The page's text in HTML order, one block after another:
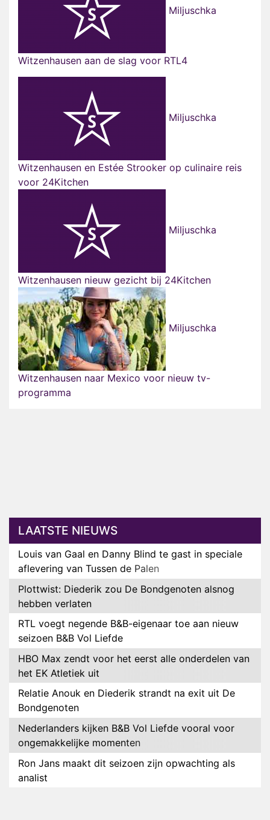
Miljuschka
Witzenhausen aan de slag voor RTL4
Miljuschka
Witzenhausen en Estée Strooker op culinaire reis
voor 24Kitchen
Miljuschka
Witzenhausen nieuw gezicht bij 24Kitchen
Miljuschka
Witzenhausen naar Mexico voor nieuw tv-
programma
LAATSTE NIEUWS
Louis van Gaal en Danny Blind te gast in speciale
aflevering van Tussen de Palen
Plottwist: Diederik zou De Bondgenoten alsnog
hebben verlaten
RTL voegt negende B&B-eigenaar toe aan nieuw
seizoen B&B Vol Liefde
HBO Max zendt voor het eerst alle onderdelen van
het EK Atletiek uit
Relatie Anouk en Diederik strandt na exit uit De
Bondgenoten
Nederlanders kijken B&B Vol Liefde vooral voor
ongemakkelijke momenten
Ron Jans maakt dit seizoen zijn opwachting als
analist